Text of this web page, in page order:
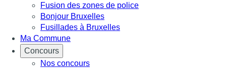
Fusion des zones de police
Bonjour Bruxelles
Fusillades à Bruxelles
Ma Commune
Concours
Nos concours